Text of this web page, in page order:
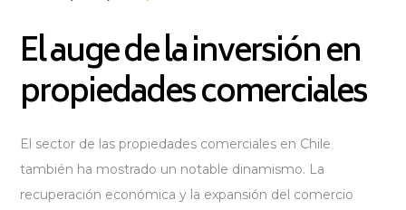
El auge de la inversión en
propiedades comerciales
El sector de las propiedades comerciales en Chile
también ha mostrado un notable dinamismo. La
recuperación económica y la expansión del comercio